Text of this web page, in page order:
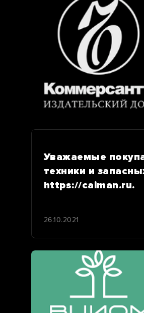
Уважаемые
техники и
https://caiman.ru.
26.10.2021